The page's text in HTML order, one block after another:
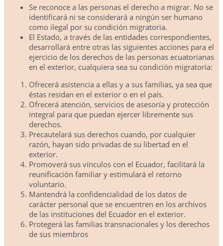
Se reconoce a las personas el derecho a migrar. No se
identificará ni se considerará a ningún ser humano
como ilegal por su condición migratoria.
El Estado, a través de las entidades correspondientes,
desarrollará entre otras las siguientes acciones para el
ejercicio de los derechos de las personas ecuatorianas
en el exterior, cualquiera sea su condición migratoria:
Ofrecerá asistencia a ellas y a sus familias, ya sea que
éstas residan en el exterior o en el país.
Ofrecerá atención, servicios de asesoría y protección
integral para que puedan ejercer libremente sus
derechos.
Precautelará sus derechos cuando, por cualquier
razón, hayan sido privadas de su libertad en el
exterior.
Promoverá sus vínculos con el Ecuador, facilitará la
reunificación familiar y estimulará el retorno
voluntario.
Mantendrá la confidencialidad de los datos de
carácter personal que se encuentren en los archivos
de las instituciones del Ecuador en el exterior.
Protegerá las familias transnacionales y los derechos
de sus miembros